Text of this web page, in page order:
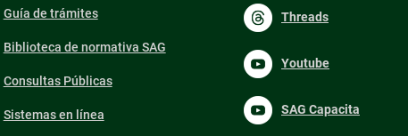
Guía de trámites
Biblioteca de normativa SAG
Consultas Públicas
Sistemas en línea
Threads
Youtube
SAG Capacita